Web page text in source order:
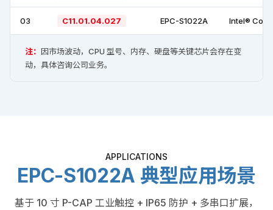
03 C11.01.04.027 EPC-S1022A Intel®
注： 因市场波动，CPU 型号、内存、硬盘等关键芯片会存在变
动，具体咨询公司业务。
APPLICATIONS
EPC-S1022A 典型应用场景
基于 10 寸 P-CAP 工业触控 + IP65 防护 + 多串口扩展，